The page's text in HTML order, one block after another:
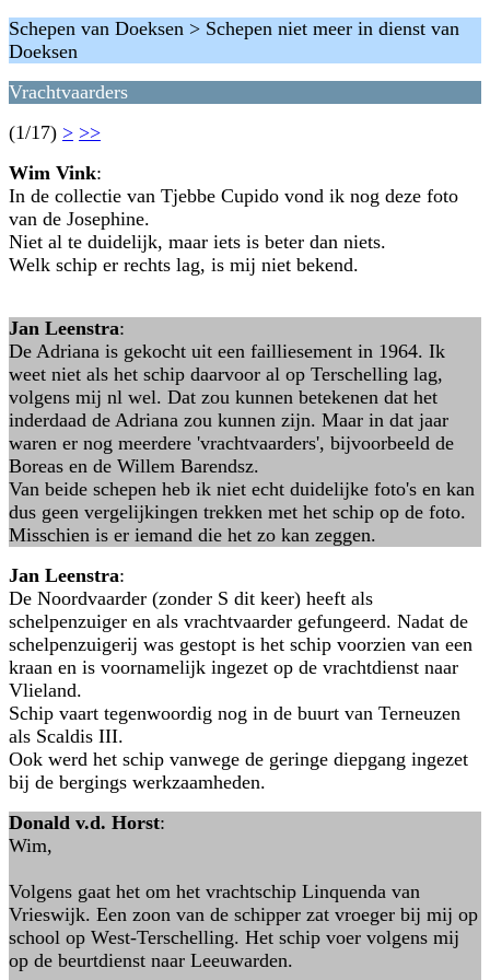
Schepen van Doeksen > Schepen niet meer in dienst van
Doeksen
Vrachtvaarders
(1/17) > >>
Wim Vink:
In de collectie van Tjebbe Cupido vond ik nog deze foto
van de Josephine.
Niet al te duidelijk, maar iets is beter dan niets.
Welk schip er rechts lag, is mij niet bekend.
Jan Leenstra:
De Adriana is gekocht uit een failliesement in 1964. Ik
weet niet als het schip daarvoor al op Terschelling lag,
volgens mij nl wel. Dat zou kunnen betekenen dat het
inderdaad de Adriana zou kunnen zijn. Maar in dat jaar
waren er nog meerdere 'vrachtvaarders', bijvoorbeeld de
Boreas en de Willem Barendsz.
Van beide schepen heb ik niet echt duidelijke foto's en kan
dus geen vergelijkingen trekken met het schip op de foto.
Misschien is er iemand die het zo kan zeggen.
Jan Leenstra:
De Noordvaarder (zonder S dit keer) heeft als
schelpenzuiger en als vrachtvaarder gefungeerd. Nadat de
schelpenzuigerij was gestopt is het schip voorzien van een
kraan en is voornamelijk ingezet op de vrachtdienst naar
Vlieland.
Schip vaart tegenwoordig nog in de buurt van Terneuzen
als Scaldis III.
Ook werd het schip vanwege de geringe diepgang ingezet
bij de bergings werkzaamheden.
Donald v.d. Horst:
Wim,
Volgens gaat het om het vrachtschip Linquenda van
Vrieswijk. Een zoon van de schipper zat vroeger bij mij op
school op West-Terschelling. Het schip voer volgens mij
op de beurtdienst naar Leeuwarden.